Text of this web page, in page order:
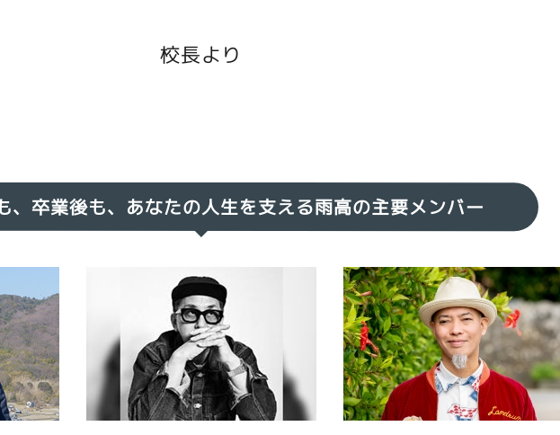
校長より
、卒業後も、あなたの人生を支える雨高の主要メンバー